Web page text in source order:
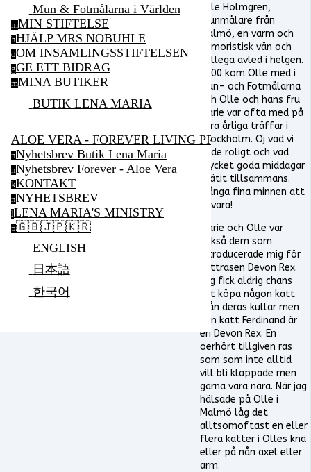
Mun & Fotmålarna i Världen
mMIN STIFTELSE
hHJÄLP MRS NOBUHLE
oOM INSAMLINGSSTIFTELSEN
gGE ETT BIDRAG
mMINA BUTIKER
BUTIK LENA MARIA
ALOE VERA - FOREVER LIVING PRODUCTS
nNyhetsbrev Butik Lena Maria
nNyhetsbrev Forever - Aloe Vera
kKONTAKT
nNYHETSBREV
lLENA MARIA'S MINISTRY
p🇬🇧🇯🇵🇰🇷
ENGLISH
日本語
한국어
Olle Holmgren,
munmålare från
Malmö, en varm och
humoristisk vän och
kollega avled i helgen.
2000 kom Olle med i
Mun- och Fotmålarna
och Olle och hans fru
Marie var ofta med på
våra årliga träffar i
Stockholm. Oj vad vi
hade roligt och vad
mycket goda middagar
vi ätit tillsammans.
Många fina minnen att
bevara!
Marie och Olle var
också dem som
introducerade mig för
kattrasen Devon Rex.
Jag fick aldrig chans
att köpa någon katt
från deras kullar men
min katt Ferdinand är
en Devon Rex. En
oerhört tillgiven ras
som som inte alltid
vill bli klappade men
gärna vara nära. När jag
hälsade på Olle i
Malmö låg det
alltsomoftast en eller
flera katter i Olles knä
eller på nån axel eller
arm.